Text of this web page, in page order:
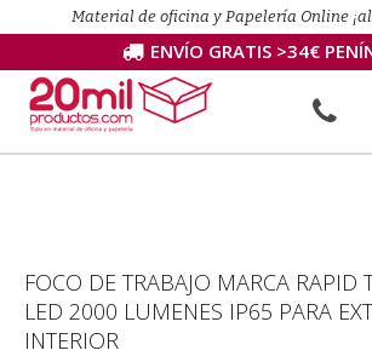
Material de oficina y Papelería Online
ENVÍO GRATIS >34€
FOCO DE TRABAJO MARCA RAPID
LED 2000 LUMENES IP65 PARA
INTERIOR